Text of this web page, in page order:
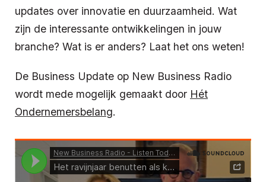
updates over innovatie en duurzaamheid. Wat
zijn de interessante ontwikkelingen in jouw
branche? Wat is er anders? Laat het ons weten!
De Business Update op New Business Radio
wordt mede mogelijk gemaakt door Hét
Ondernemersbelang.